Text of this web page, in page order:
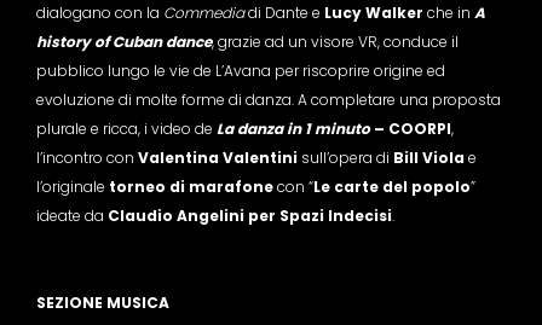
dialogano con la Commediadi Dante e Lucy Walker che in A
history of Cuban dance, grazie ad un visore VR, conduce il
pubblico lungo le vie de L’Avana per riscoprire origine ed
evoluzione di molte forme di danza. A completare una proposta
plurale e ricca, i video de La danza in 1 minuto– COORPI,
l’incontro con Valentina Valentini sull’opera di Bill Violae
l’originale torneo di marafonecon “Le carte del popolo”
ideate da Claudio Angelini per Spazi Indecisi.
SEZIONE MUSICA